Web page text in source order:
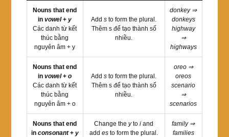
Nouns that end
invowel+y
Các danh từ kết
thúc bằng
nguyên âm + y
Adds to form the plural.
Thêm s để tạo thành số
nhiều.
donkey ⇒
donkeys
highway
⇒
highways
Nouns that end
invowel+o
Các danh từ kết
thúc bằng
nguyên âm + o
Adds to form the plural.
Thêm s để tạo thành số
nhiều.
oreo ⇒
oreos
scenario
⇒
scenarios
Nouns that end
in consonant+ y
Change theytoi and
addes to form the plural.
family ⇒
families